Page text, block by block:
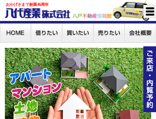
おかげさまで創業46周年